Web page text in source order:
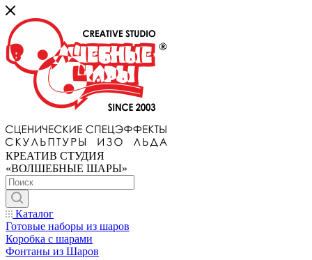
КРЕАТИВ СТУДИЯ
«ВОЛШЕБНЫЕ ШАРЫ»
Каталог
Готовые наборы из шаров
Коробка с шарами
Фонтаны из Шаров